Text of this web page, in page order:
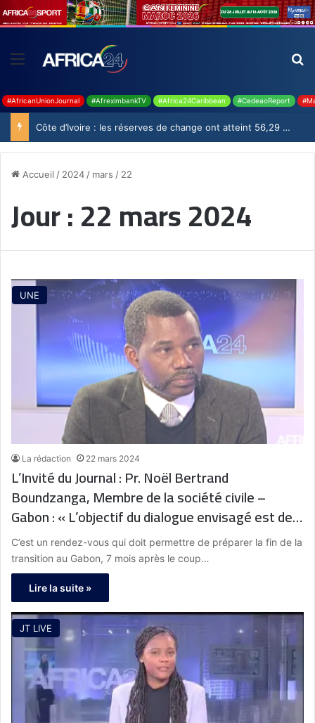
#AfricanUnionJournal #AfreximbankTV #Africa24Caribbean #CedeaoReport
Côte d’Ivoire : les réserves de change ont atteint 56,29 milliards USD en juillet
Accueil / 2024 / mars / 22
Jour :22 mars 2024
UNE
La rédaction 22 mars 2024
L’Invité du Journal : Pr. Noël Bertrand
Boundzanga, Membre de la société civile –
Gabon : « L’objectif du dialogue envisagé est de
redéfinir les contours de la vie institutionnelle
gabonaise »
C’est un rendez-vous qui doit permettre de préparer la fin de la
transition au Gabon, 7 mois après le coup…
Lire la suite »
JT LIVE